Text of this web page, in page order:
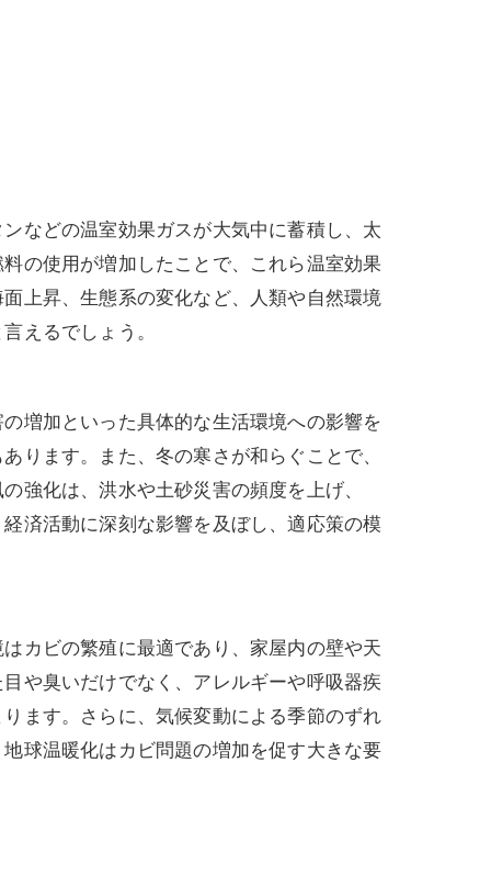
などの温室効果ガスが大気中に蓄積し、太
の使用が増加したことで、これら温室効果
上昇、生態系の変化など、人類や自然環境
えるでしょう。
増加といった具体的な生活環境への影響を
ります。また、冬の寒さが和らぐことで、
強化は、洪水や土砂災害の頻度を上げ、
済活動に深刻な影響を及ぼし、適応策の模
カビの繁殖に最適であり、家屋内の壁や天
や臭いだけでなく、アレルギーや呼吸器疾
ます。さらに、気候変動による季節のずれ
球温暖化はカビ問題の増加を促す大きな要